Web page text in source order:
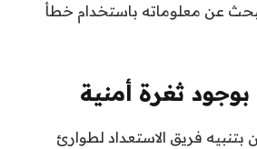
عن معلوماته باستخدام خطأ
بتنبيه فريق الاستعداد لطوارئ